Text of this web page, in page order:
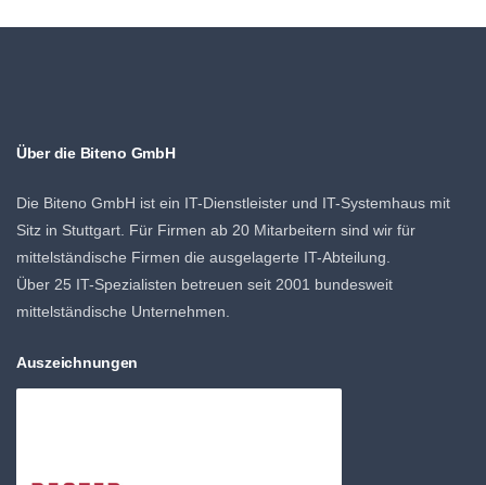
Über die Biteno GmbH
Die Biteno GmbH ist ein IT-Dienstleister und IT-Systemhaus mit
Sitz in Stuttgart. Für Firmen ab 20 Mitarbeitern sind wir für
mittelständische Firmen die ausgelagerte IT-Abteilung.
Über 25 IT-Spezialisten betreuen seit 2001 bundesweit
mittelständische Unternehmen.
Auszeichnungen